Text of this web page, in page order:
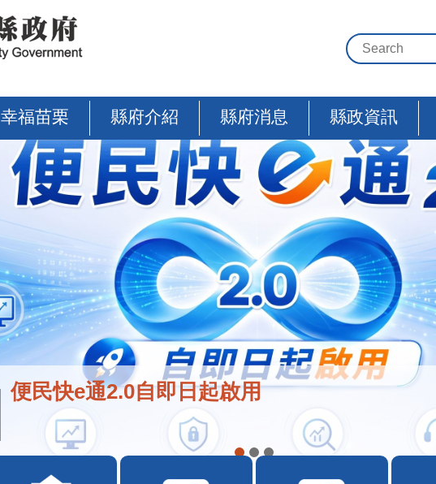
幸福苗栗 縣府介紹 縣府消息 縣政資訊
便民快e通2.0自即日起啟用